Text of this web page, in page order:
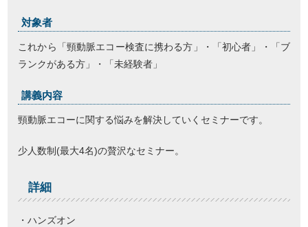
対象者
これから「頸動脈エコー検査に携わる方」・「初心者」・「ブ
ランクがある方」・「未経験者」
講義内容
頸動脈エコーに関する悩みを解決していくセミナーです。
少人数制(最大4名)の贅沢なセミナー。
詳細
・ハンズオン